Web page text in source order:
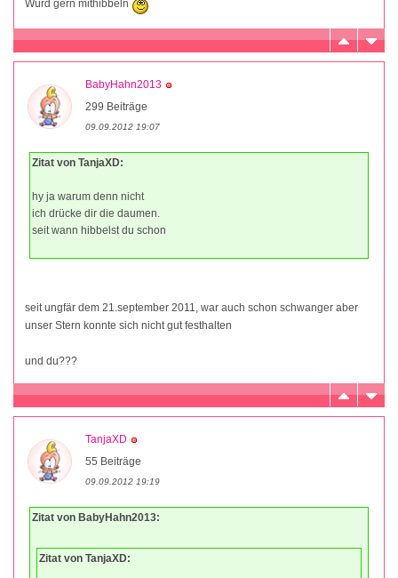
Würd gern mithibbeln
BabyHahn2013
299 Beiträge
09.09.2012 19:07
Zitat von TanjaXD:
hy ja warum denn nicht
ich drücke dir die daumen.
seit wann hibbelst du schon
seit ungfär dem 21.september 2011, war auch schon schwanger aber
unser Stern konnte sich nicht gut festhalten
und du???
TanjaXD
55 Beiträge
09.09.2012 19:19
Zitat von BabyHahn2013:
Zitat von TanjaXD: